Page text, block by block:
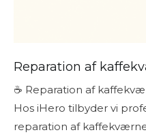
Reparation af
☕ Reparation af
Hos iHero tilbyder vi
reparation af